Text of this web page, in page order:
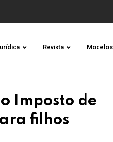
Revista Modelos
Imposto de
filhos